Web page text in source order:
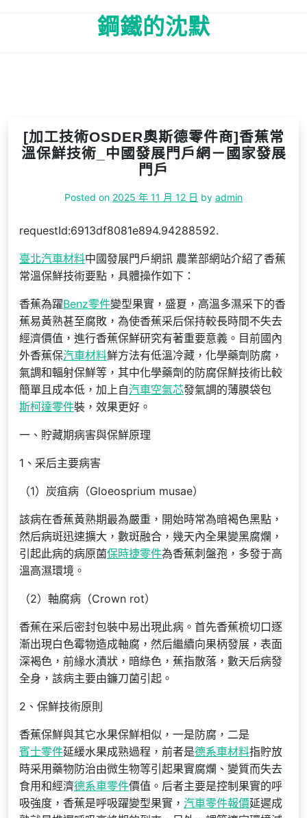
鋼鐵的沈默
[加工技術OSDER奧斯德零件商]香蕉常
溫保鮮技術_中國發展門戶網－國家發展
門戶
Posted on 2025 年 11 月 12 日 by admin
requestId:6913df8081e894.94288592.
臺北汽車材料中國發展門戶網訊 農業部網站介紹了香蕉
常溫保鮮技術要點，具體操作如下：
香蕉為躍Benz零件變型果實，盛夏，高溫多濕采下的香
蕉易黃熟甚至腐敗，為使香蕉采后保持較長時間不失去
經濟價值，進行香蕉保鮮研究有著重要意義。目前國內
外香蕉保汽車材料鮮方法有低溫冷藏，化學藥劑防腐，
氣調和輻射保鮮等，其中化學藥劑的防腐保鮮技術比較
簡單且成本低，加上自汽車空氣芯發氣調的薄膜袋包
斯柯達零件裝，效果更好。
一、貯藏期病害與保鮮原理
1、采后主要病害
（1）炭疽病（Gloeosprium musae）
該病在香蕉黃熟期最為嚴重，開始時常為暗褐色黑點，
然后病斑迅速擴大，數斑融合，幾天內全果變黑腐爛，
引起此病的病原菌保時捷零件為香蕉刺盤孢，多發于高
溫高濕環境。
（2）軸腐病（Crown rot）
香蕉在采后密封包裝中易出現此病。首先香蕉梳切口逐
漸出現白色霉物造成軸腐，然后繼續向果柄發展，表面
深褐色，前緣水漬狀，暗綠色，蕉指散落，數天后病發
全身，該病主要由鐮刀菌引起。
2、保鮮技術原則
香蕉保鮮與其它水果保鮮相似，一是防腐，二是
賓士零件延緩水果成熟過程，前者是德系車材料指貯放
時采用藥物防治由微生物等引起果實腐爛、變質而失去
食用和經濟德系車零件價值。后者主要是控制果實的呼
吸強度，香蕉是呼吸躍變型果實， 汽車零件報價延遲成